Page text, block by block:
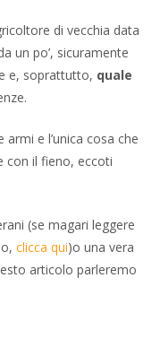
di vecchia data
un po’, sicuramente
e, soprattutto, quale
e l’unica cosa che
con il fieno, eccoti
(se magari leggere
clicca qui)o una vera
articolo parleremo